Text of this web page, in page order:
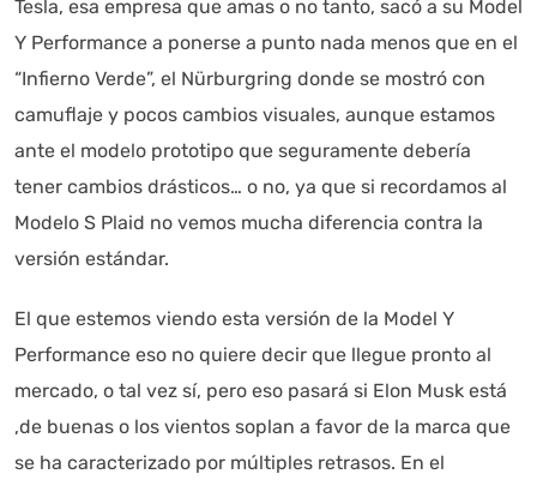
Tesla, esa empresa que amas o no tanto, sacó a su Model
Y Performance a ponerse a punto nada menos que en el
“Infierno Verde”, el Nürburgring donde se mostró con
camuflaje y pocos cambios visuales, aunque estamos
ante el modelo prototipo que seguramente debería
tener cambios drásticos… o no, ya que si recordamos al
Modelo S Plaid no vemos mucha diferencia contra la
versión estándar.
El que estemos viendo esta versión de la Model Y
Performance eso no quiere decir que llegue pronto al
mercado, o tal vez sí, pero eso pasará si Elon Musk está
,de buenas o los vientos soplan a favor de la marca que
se ha caracterizado por múltiples retrasos. En el
Autoanalítica IA Agente Inteligente
buscando? "Este asistente con IA (OpenAI) ofrece
información referencial que puede contener errores.
diariamente su exactitud."